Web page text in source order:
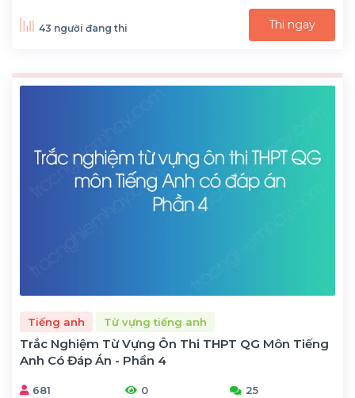
43 người đang thi Thi ngay
Tiếng anh Từ vựng tiếng anh
Trắc Nghiệm Từ Vựng Ôn Thi THPT QG Môn Tiếng
Anh Có Đáp Án - Phần 4
681 0 25